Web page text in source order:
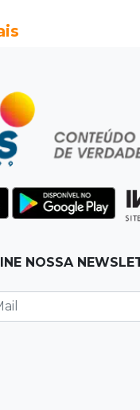
MS têm salários de
Itatiaia
durante roubo de
em pátio
vence Bragantino por 2
Belmiro
NOSSA